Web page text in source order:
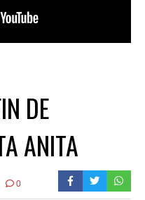
DE
ANITA
0